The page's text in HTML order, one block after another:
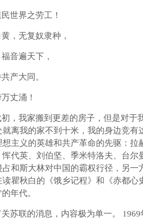
世界之劳工！
，无复奴隶种，
音遍天下，
产大同。
丈涌！
，我家搬到更差的房子，但是对
就离我的家不到十米，我的身边竞
主义的英雄和共产革命的先驱：
代英、刘伯坚、季米特洛夫、台
和斯大林对中国的霸权行径，另
读瞿秋白的《饿乡记程》和《赤都
年代。
苏联的消息，内容极为单一。